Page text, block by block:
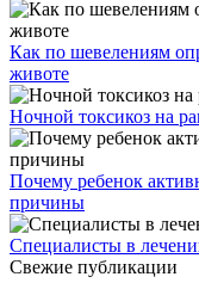
Как по шевелениям
животе
Ночной токсикоз на
Почему ребенок
причины
Специалисты в
Свежие публикации